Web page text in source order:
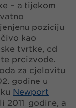
– a tijekom
poziciju
kao
tvrtke, od
proizvode.
za cjelovitu
godine u
Newport
2011. godine, a